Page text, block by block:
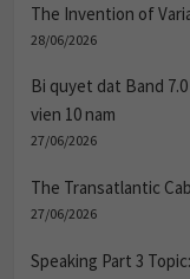
The Invention of
28/06/2026
Bi quyet dat Band
vien 10 nam
27/06/2026
The Transatlantic
27/06/2026
Speaking Part 3 Topic: